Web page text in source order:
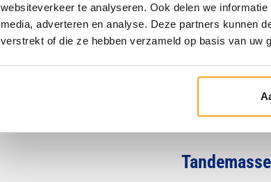
websiteverkeer te analyseren. Ook delen we
media, adverteren en analyse. Deze partners kunnen
verstrekt of die ze hebben verzameld op basis van uw